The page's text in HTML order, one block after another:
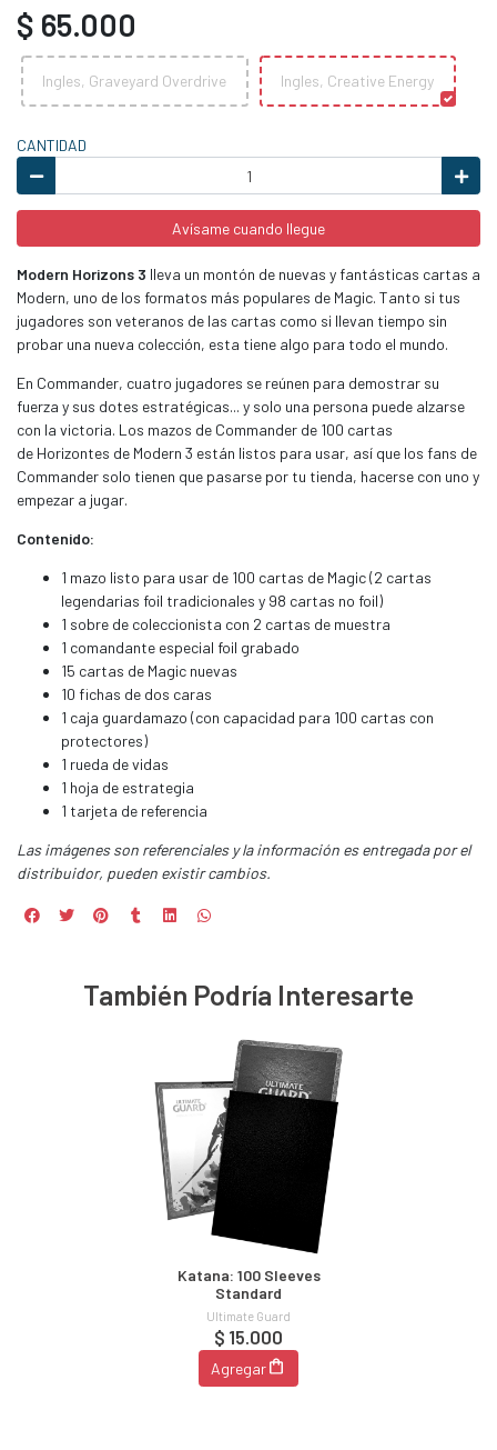
$ 65.000
Ingles, Graveyard Overdrive Ingles, Creative Energy
CANTIDAD
Avísame cuando llegue
Modern Horizons 3 lleva un montón de nuevas y fantásticas cartas a
Modern, uno de los formatos más populares de Magic. Tanto si tus
jugadores son veteranos de las cartas como si llevan tiempo sin
probar una nueva colección, esta tiene algo para todo el mundo.
En Commander, cuatro jugadores se reúnen para demostrar su
fuerza y sus dotes estratégicas... y solo una persona puede alzarse
con la victoria. Los mazos de Commander de 100 cartas
de Horizontes de Modern 3 están listos para usar, así que los fans de
Commander solo tienen que pasarse por tu tienda, hacerse con uno y
empezar a jugar.
Contenido:
1 mazo listo para usar de 100 cartas de Magic (2 cartas
legendarias foil tradicionales y 98 cartas no foil)
1 sobre de coleccionista con 2 cartas de muestra
1 comandante especial foil grabado
15 cartas de Magic nuevas
10 fichas de dos caras
1 caja guardamazo (con capacidad para 100 cartas con
protectores)
1 rueda de vidas
1 hoja de estrategia
1 tarjeta de referencia
Las imágenes son referenciales y la información es entregada por el
distribuidor, pueden existir cambios.
También Podría Interesarte
Katana: 100 Sleeves
Standard
Ultimate Guard
$ 15.000
Agregar